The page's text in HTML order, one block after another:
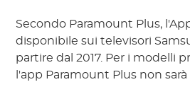
Secondo Paramount Plus,
disponibile sui televisori
partire dal 2017. Per i modelli
l'app Paramount Plus non